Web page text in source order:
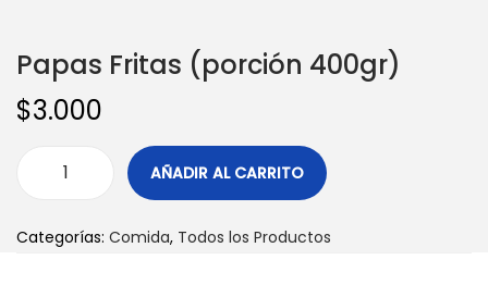
Papas Fritas (porción 400gr)
$3.000
AÑADIR AL CARRITO
Categorías: Comida, Todos los Productos